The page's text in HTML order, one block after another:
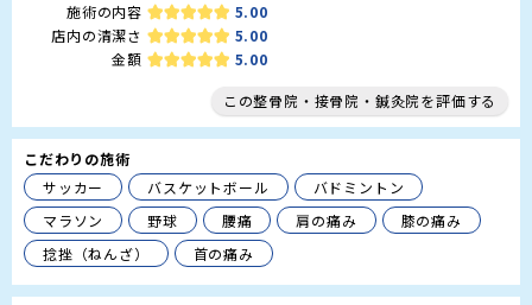
施術の内容
5.00
店内の清潔さ
5.00
金額
5.00
この整骨院・接骨院・鍼灸院を評価する
こだわりの施術
サッカー
バスケットボール
バドミントン
マラソン
野球 腰痛 肩の痛み
膝の痛み
捻挫（ねんざ）
首の痛み